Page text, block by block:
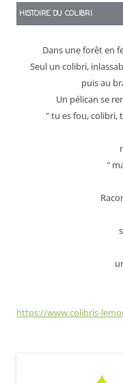
HISTOIRE DU COLIBRI
Dans une forêt en
Seul un colibri,
puis au
Un pélican se
" tu es fou, colibri,
"
https://www.colibris-